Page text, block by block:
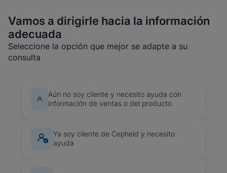
Los videos requieren que
las cookies funcionales
estén habilitadas
Ver y actualizar la configuración de cookies
Ver política de privacidad
Cookies funcionales
habilitadas
Ver y actualizar la configuración de cookies
Vamos a dirigirle hacia la información
adecuada
Seleccione la opción que mejor se adapte a su
consulta
Aún no soy cliente y necesito ayuda con
información de ventas o del producto
Ya soy cliente de Cepheid y necesito
ayuda